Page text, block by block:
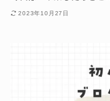
2023年10月27日